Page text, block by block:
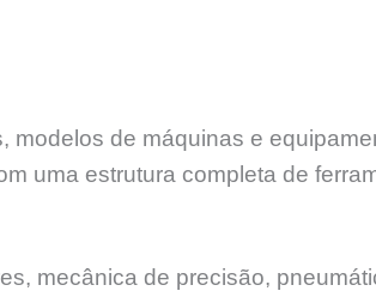
de máquinas e
uma estrutura completa de
mecânica de precisão,